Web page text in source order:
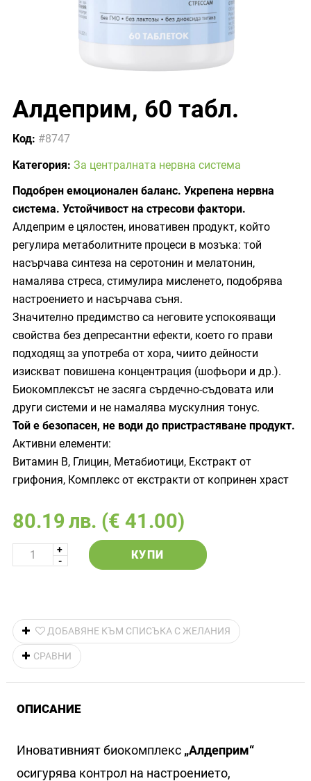
Алдеприм, 60 табл.
Код: #8747
Категория: За централната нервна система
Подобрен емоционален баланс. Укрепена нервна
система. Устойчивост на стресови фактори.
Алдеприм е цялостен, иновативен продукт, който
регулира метаболитните процеси в мозъка: той
насърчава синтеза на серотонин и мелатонин,
намалява стреса, стимулира мисленето, подобрява
настроението и насърчава съня.
Значително предимство са неговите успокояващи
свойства без депресантни ефекти, което го прави
подходящ за употреба от хора, чиито дейности
изискват повишена концентрация (шофьори и др.).
Биокомплексът не засяга сърдечно-съдовата или
други системи и не намалява мускулния тонус.
Той е безопасен, не води до пристрастяване продукт.
Активни елементи:
Витамин B, Глицин, Метабиотици, Екстракт от
грифония, Комплекс от екстракти от копринен храст
80.19 лв. (€ 41.00)
КУПИ
ДОБАВЯНЕ КЪМ СПИСЪКА С ЖЕЛАНИЯ
СРАВНИ
ОПИСАНИЕ
Иновативният биокомплекс „Алдеприм“
осигурява контрол на настроението,